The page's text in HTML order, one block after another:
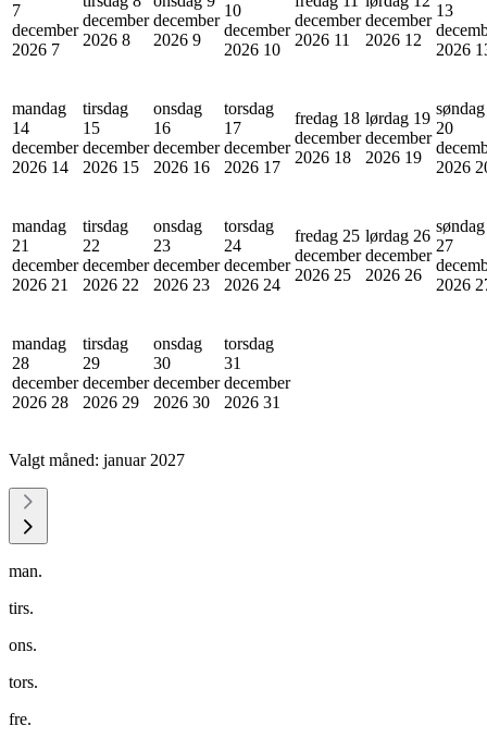
7
december
2026 7
december
2026 8
december
2026 9
10
december
2026 10
december
2026 11
december
2026 12
13
2026
mandag
14
december
2026 14
tirsdag
15
december
2026 15
onsdag
16
december
2026 16
torsdag
17
december
2026 17
fredag 18
december
2026 18
lørdag 19
december
2026 19
søndag
20
2026
mandag
21
december
2026 21
tirsdag
22
december
2026 22
onsdag
23
december
2026 23
torsdag
24
december
2026 24
fredag 25
december
2026 25
lørdag 26
december
2026 26
søndag
27
2026
mandag
28
december
2026 28
tirsdag
29
december
2026 29
onsdag
30
december
2026 30
torsdag
31
december
2026 31
Valgt måned: januar 2027
man.
tirs.
ons.
tors.
fre.